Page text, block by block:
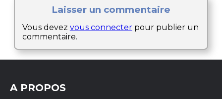
Laisser un commentaire
Vous devez vous connecterpour publier un
commentaire.
A PROPOS